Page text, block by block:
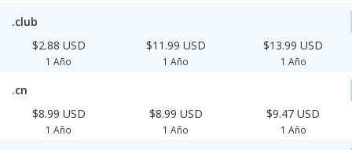
.club
$2.88 USD
1 Año
$11.99 USD
1 Año
$13.99 USD
1 Año
.cn
$8.99 USD
1 Año
$8.99 USD
1 Año
$9.47 USD
1 Año